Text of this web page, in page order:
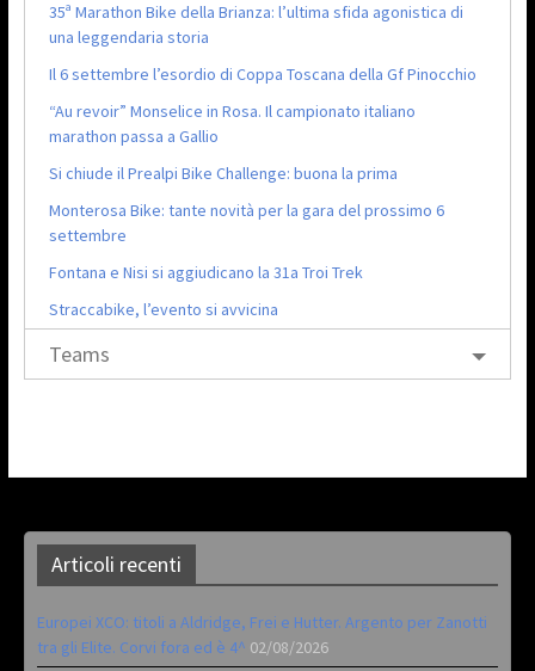
35ª Marathon Bike della Brianza: l’ultima sfida agonistica di
una leggendaria storia
Il 6 settembre l’esordio di Coppa Toscana della Gf Pinocchio
“Au revoir” Monselice in Rosa. Il campionato italiano
marathon passa a Gallio
Si chiude il Prealpi Bike Challenge: buona la prima
Monterosa Bike: tante novità per la gara del prossimo 6
settembre
Fontana e Nisi si aggiudicano la 31a Troi Trek
Straccabike, l’evento si avvicina
Teams
Articoli recenti
Europei XCO: titoli a Aldridge, Frei e Hutter. Argento per Zanotti
tra gli Elite. Corvi fora ed è 4^ 02/08/2026